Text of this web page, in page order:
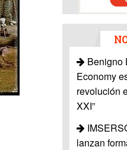
Benigno
Economy
revolución
XXI”
lanzan